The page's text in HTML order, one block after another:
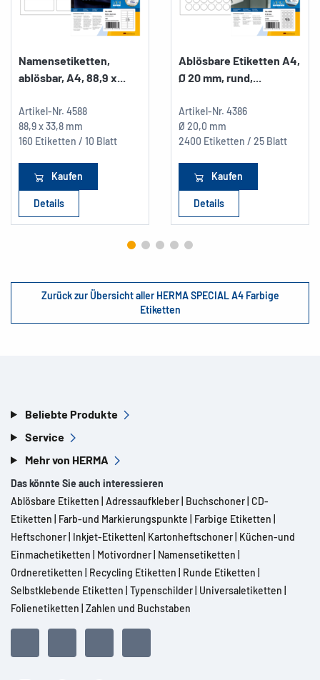
Namensetiketten,
ablösbar, A4, 88,9 x...
Artikel-Nr. 4588
88,9 x 33,8 mm
160 Etiketten / 10 Blatt
Kaufen
Details
Ablösbare Etiketten A4,
Ø 20 mm, rund,...
Artikel-Nr. 4386
Ø 20,0 mm
2400 Etiketten / 25 Blatt
Kaufen
Details
Zurück zur Übersicht aller HERMA SPECIAL A4 Farbige
Etiketten
Beliebte Produkte
Service
Mehr von HERMA
Das könnte Sie auch interessieren
Ablösbare Etiketten Adressaufkleber Buchschoner CD-
Etiketten
Farb-und Markierungspunkte Farbige Etiketten
Heftschoner Inkjet-Etiketten Kartonheftschoner Küchen-und
Einmachetiketten
Motivordner Namensetiketten
Ordneretiketten
Recycling Etiketten Runde Etiketten
Selbstklebende Etiketten Typenschilder Universaletiketten
Folienetiketten Zahlen und Buchstaben